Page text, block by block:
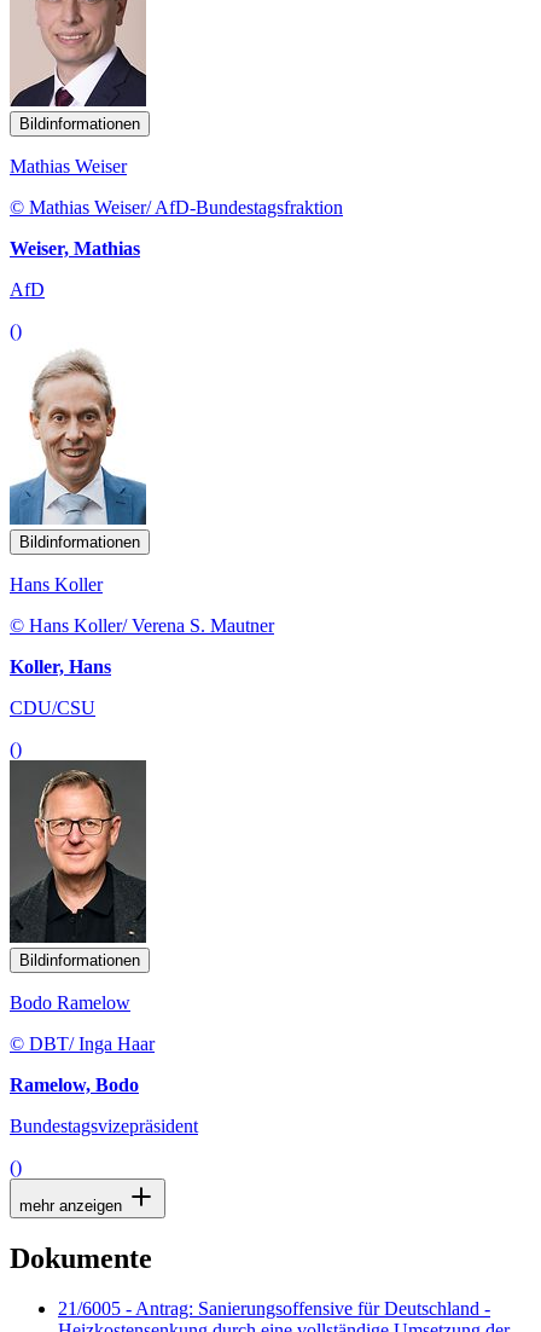
Bildinformationen
Mathias Weiser
© Mathias Weiser/ AfD-Bundestagsfraktion
Weiser, Mathias
AfD
()
Bildinformationen
Hans Koller
© Hans Koller/ Verena S. Mautner
Koller, Hans
CDU/CSU
()
Bildinformationen
Bodo Ramelow
© DBT/ Inga Haar
Ramelow, Bodo
Bundestagsvizepräsident
()
mehr anzeigen
Dokumente
21/6005 - Antrag: Sanierungsoffensive für Deutschland -